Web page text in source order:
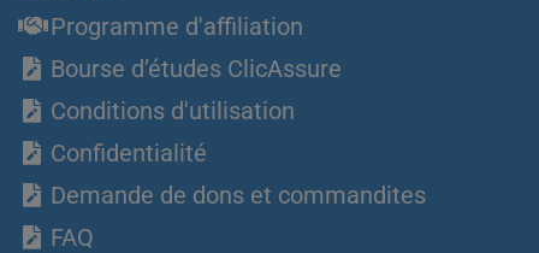
Programme d'affiliation
Bourse d’études ClicAssure
Conditions d'utilisation
Confidentialité
Demande de dons et commandites
FAQ